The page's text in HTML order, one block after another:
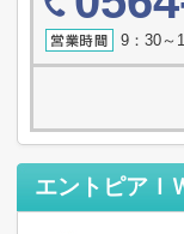
9：30～
エントピアＩ